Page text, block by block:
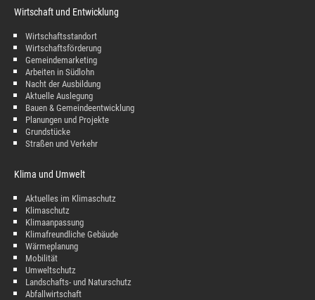
Wirtschaft und Entwicklung
Wirtschaftsstandort
Wirtschaftsförderung
Gemeindemarketing
Arbeiten in Südlohn
Nacht der Ausbildung
Aktuelle Auslegung
Bauen & Gemeindeentwicklung
Planungen und Projekte
Grundstücke
Straßen und Verkehr
Klima und Umwelt
Aktuelles im Klimaschutz
Klimaschutz
Klimaanpassung
Klimafreundliche Gebäude
Wärmeplanung
Mobilität
Umweltschutz
Landschafts- und Naturschutz
Abfallwirtschaft